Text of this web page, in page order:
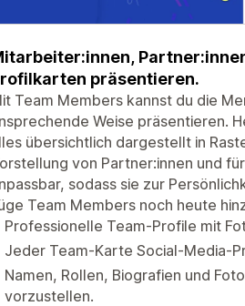
präsentieren.
Team Members kannst du die
Weise präsentieren.
übersichtlich dargestellt in
von Partner:innen und
sodass sie zur
Team Members noch heute
Professionelle Team-Profile mit
Jeder Team-Karte Social-Media-
Namen, Rollen, Biografien und
vorzustellen.